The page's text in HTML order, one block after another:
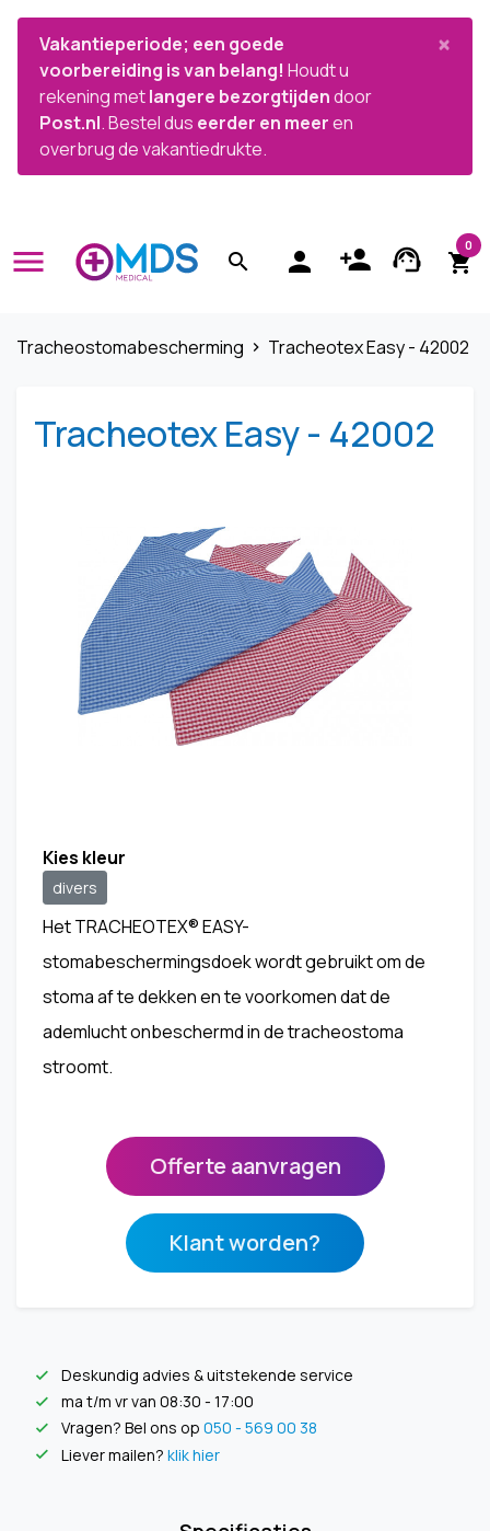
×
Vakantieperiode; een goede
voorbereiding is van belang! Houdt u
rekening metlangere bezorgtijdendoor
Post.nl. Bestel dus eerder en meeren
overbrug de vakantiedrukte.
menu search person person_add support_agent shopping_cart
0
Tracheostomabescherming navigate_next Tracheotex Easy - 42002
Tracheotex Easy - 42002


Kies kleur
divers
Het TRACHEOTEX® EASY-
stomabeschermingsdoek wordt gebruikt om de
stoma af te dekken en te voorkomen dat de
ademlucht onbeschermd in de tracheostoma
stroomt.
Offerte aanvragen
Klant worden?
check Deskundig advies & uitstekende service
check ma t/m vr van 08:30 - 17:00
check Vragen? Bel ons op 050 - 569 00 38
check Liever mailen? klik hier